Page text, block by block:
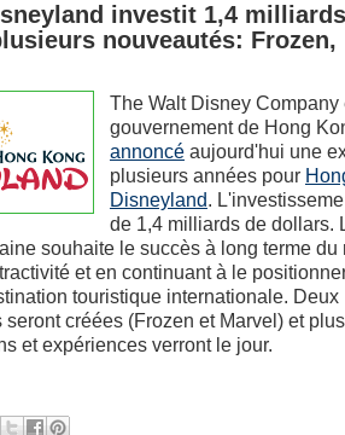
investit 1,4
nouveautés: Frozen,
The Walt Disney Company
gouvernement de Hong
annoncéaujourd'hui une
plusieurs années pour
Disneyland.
de 1,4 milliards de dollars.
souhaite le succès à long terme du
et en continuant à le
touristique internationale.
seront créées (Frozen et Marvel) et
et expériences verront le jour.